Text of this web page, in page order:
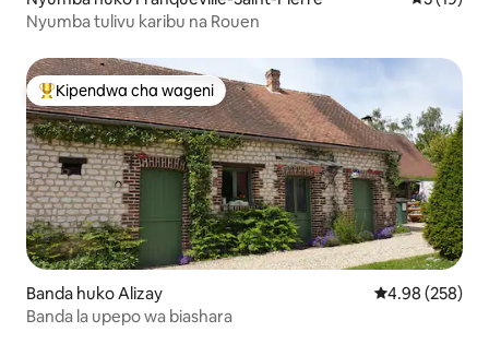
Nyumba tulivu karibu na Rouen
Kipendwa maarufu cha wageni
Kipendwa cha wageni
Banda huko Alizay Ukadiriaji wa
4.98 (258)
Banda la upepo wa biashara